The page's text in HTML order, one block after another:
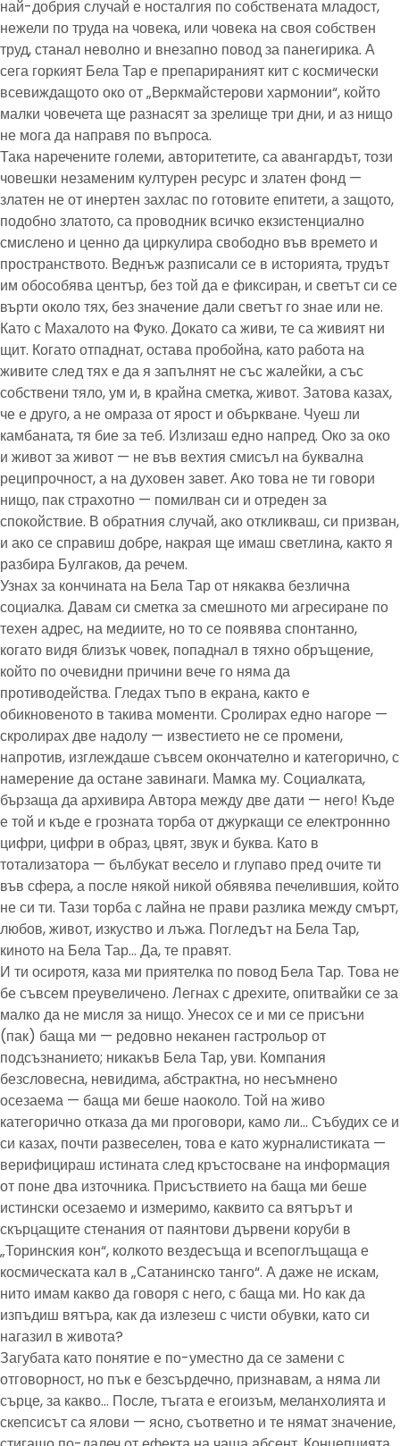
най-добрия случай е носталгия по собствената младост,
нежели по труда на човека, или човека на своя собствен
труд, станал неволно и внезапно повод за панегирика. А
сега горкият Бела Тар е препарираният кит с космически
всевиждащото око от „Веркмайстерови хармонии“, който
малки човечета ще разнасят за зрелище три дни, и аз нищо
не мога да направя по въпроса.
Така наречените големи, авторитетите, са авангардът, този
човешки незаменим културен ресурс и златен фонд —
златен не от инертен захлас по готовите епитети, а защото,
подобно златото, са проводник всичко екзистенциално
смислено и ценно да циркулира свободно във времето и
пространството. Веднъж разписали се в историята, трудът
им обособява център, без той да е фиксиран, и светът си се
върти около тях, без значение дали светът го знае или не.
Като с Махалото на Фуко. Докато са живи, те са живият ни
щит. Когато отпаднат, остава пробойна, като работа на
живите след тях е да я запълнят не със жалейки, а със
собствени тяло, ум и, в крайна сметка, живот. Затова казах,
че е друго, а не омраза от ярост и объркване. Чуеш ли
камбаната, тя бие за теб. Излизаш едно напред. Око за око
и живот за живот — не във вехтия смисъл на буквална
реципрочност, а на духовен завет. Ако това не ти говори
нищо, пак страхотно — помилван си и отреден за
спокойствие. В обратния случай, ако откликваш, си призван,
и ако се справиш добре, накрая ще имаш светлина, както я
разбира Булгаков, да речем.
Узнах за кончината на Бела Тар от някаква безлична
социалка. Давам си сметка за смешното ми агресиране по
техен адрес, на медиите, но то се появява спонтанно,
когато видя близък човек, попаднал в тяхно обръщение,
който по очевидни причини вече го няма да
противодейства. Гледах тъпо в екрана, както е
обикновеното в такива моменти. Сролирах едно нагоре —
скролирах две надолу — известието не се промени,
напротив, изглеждаше съвсем окончателно и категорично, с
намерение да остане завинаги. Мамка му. Социалката,
бързаща да архивира Автора между две дати — него! Къде
е той и къде е грозната торба от джуркащи се електроннно
цифри, цифри в образ, цвят, звук и буква. Като в
тотализатора — бълбукат весело и глупаво пред очите ти
във сфера, а после някой никой обявява печелившия, който
не си ти. Тази торба с лайна не прави разлика между смърт,
любов, живот, изкуство и лъжа. Погледът на Бела Тар,
киното на Бела Тар… Да, те правят.
И ти осиротя, каза ми приятелка по повод Бела Тар. Това не
бе съвсем преувеличено. Легнах с дрехите, опитвайки се за
малко да не мисля за нищо. Унесох се и ми се присъни
(пак) баща ми — редовно неканен гастрольор от
подсъзнанието; никакъв Бела Тар, уви. Компания
безсловесна, невидима, абстрактна, но несъмнено
осезаема — баща ми беше наоколо. Той на живо
категорично отказа да ми проговори, камо ли… Събудих се и
си казах, почти развеселен, това е като журналистиката —
верифицираш истината след кръстосване на информация
от поне два източника. Присъствието на баща ми беше
истински осезаемо и измеримо, каквито са вятърът и
скърцащите стенания от паянтови дървени коруби в
„Торинския кон“, колкото вездесъща и всепоглъщаща е
космическата кал в „Сатанинско танго“. А даже не искам,
нито имам какво да говоря с него, с баща ми. Но как да
изпъдиш вятъра, как да излезеш с чисти обувки, като си
нагазил в живота?
Загубата като понятие е по-уместно да се замени с
отговорност, но пък е безсърдечно, признавам, а няма ли
сърце, за какво… После, тъгата е егоизъм, меланхолията и
скепсисът са ялови — ясно, съответно и те нямат значение,